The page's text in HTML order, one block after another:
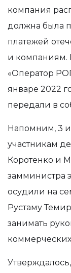
компания
должна была
платежей
и компаниям.
«Оператор
январе 2022
передали в
Напомним, 3
участникам
Коротенко и
замминистра
осудили на
Рустаму
занимать
коммерческих